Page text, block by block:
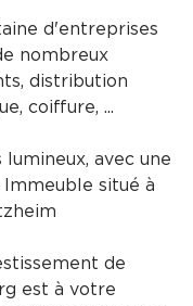
d'entreprises
nombreux
distribution
coiffure, ...
avec une
situé à
de
est à votre